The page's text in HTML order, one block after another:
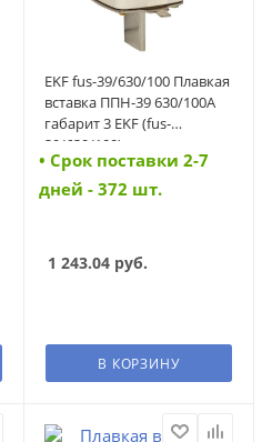
EKF fus-39/630/100 Плавкая
вставка ППН-39 630/100А
габарит 3 EKF (fus-
39/630/100)
• Cрок поставки 2-7
дней - 372 шт.
1 243.04руб.
В КОРЗИНУ